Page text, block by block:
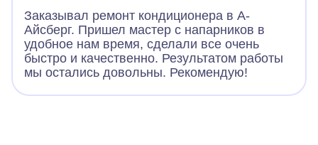
Заказывал ремонт кондиционера в А-
Айсберг. Пришел мастер с напарников в
удобное нам время, сделали все очень
быстро и качественно. Результатом работы
мы остались довольны. Рекомендую!